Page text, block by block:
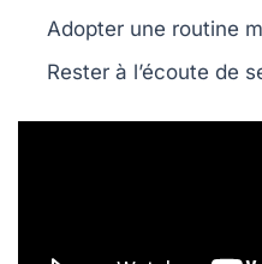
Adopter une routine
Rester à l’écoute de